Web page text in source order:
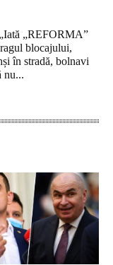
„REFORMA”
blocajului,
în stradă, bolnavi
nu...